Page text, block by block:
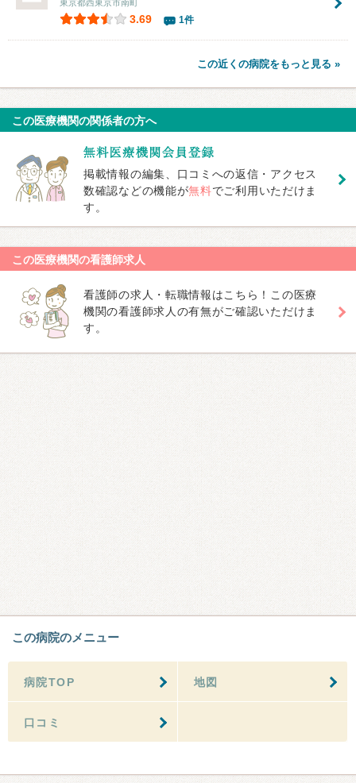
東京都西東京市南町
3.69 1件
この近くの病院をもっと見る »
この医療機関の関係者の方へ
掲載情報の編集、口コミへの返信・アクセス
数確認などの機能が無料でご利用いただけま
す。
この医療機関の看護師求人
看護師の求人・転職情報はこちら！この医療
機関の看護師求人の有無がご確認いただけま
す。
この病院のメニュー
病院TOP 地図
口コミ